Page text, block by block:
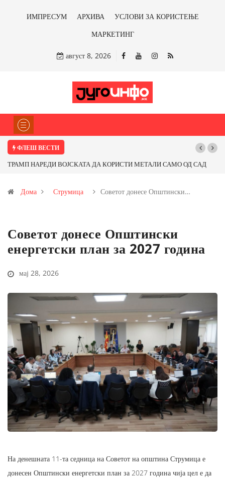
ИМПРЕСУМ АРХИВА
УСЛОВИ ЗА КОРИСТЕЊЕ
МАРКЕТИНГ
август 8, 2026
ФЛЕШ ВЕСТИ
НАРЕДИ ВОЈСКАТА ДА КОРИСТИ МЕТАЛИ САМО ОД САД
и со антимонот?
Дома Струмица Советот донесе Општински…
Советот донесе Општински
енергетски план за 2027 година
мај 28, 2026
На денешната 11-та седница на Советот на општина Струмица е
донесен Општински енергетски план за 2027 година чија цел е да